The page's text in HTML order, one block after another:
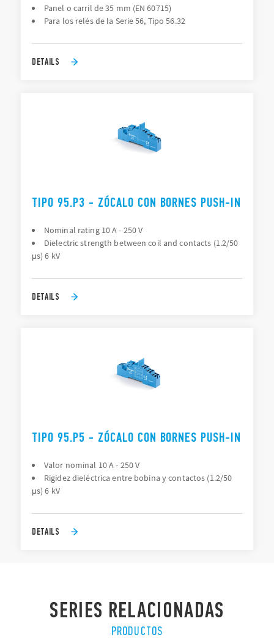
Panel o carril de 35 mm (EN 60715)
Para los relés de la Serie 56, Tipo 56.32
DETAILS
TIPO 95.P3 - ZÓCALO CON BORNES PUSH-IN
Nominal rating 10 A - 250 V
Dielectric strength between coil and contacts (1.2/50
μs) 6 kV
DETAILS
TIPO 95.P5 - ZÓCALO CON BORNES PUSH-IN
Valor nominal 10 A - 250 V
Rigidez dieléctrica entre bobina y contactos (1.2/50
μs) 6 kV
DETAILS
SERIES RELACIONADAS
PRODUCTOS